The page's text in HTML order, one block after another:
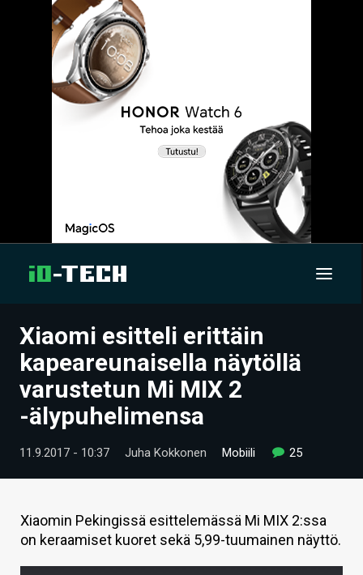
UUTISET
ARTIKKELIT
VIDEOT
TECHBBS
HINTA.FI
Xiaomi esitteli erittäin
kapeareunaisella näytöllä
varustetun Mi MIX 2
-älypuhelimensa
11.9.2017 - 10:37 Juha Kokkonen Mobiili 25
Xiaomin Pekingissä esittelemässä Mi MIX 2:ssa
on keraamiset kuoret sekä 5,99-tuumainen näyttö.